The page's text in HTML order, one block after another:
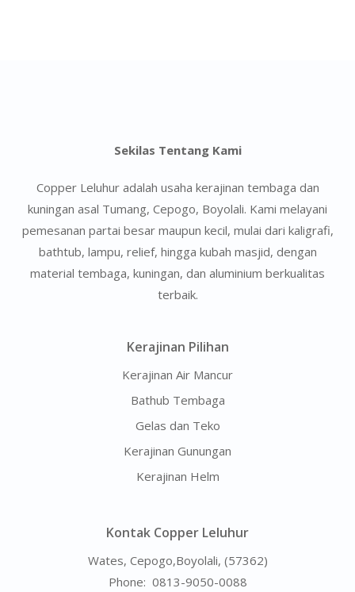
Sekilas Tentang Kami
Copper Leluhur adalah usaha kerajinan tembaga dan
kuningan asal Tumang, Cepogo, Boyolali. Kami melayani
pemesanan partai besar maupun kecil, mulai dari kaligrafi,
bathtub, lampu, relief, hingga kubah masjid, dengan
material tembaga, kuningan, dan aluminium berkualitas
terbaik.
Kerajinan Pilihan
Kerajinan Air Mancur
Bathub Tembaga
Gelas dan Teko
Kerajinan Gunungan
Kerajinan Helm
Kontak Copper Leluhur
Wates, Cepogo,Boyolali, (57362)
Phone: 0813-9050-0088